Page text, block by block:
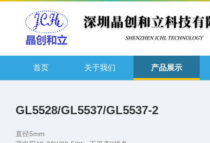
首页 关于我们 产品展示
GL5528/GL5537/GL5537-2
直径5mm